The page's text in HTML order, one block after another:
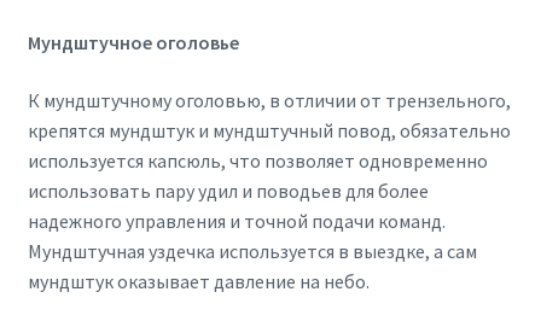
Мундштучное оголовье
К мундштучному оголовью, в отличии от трензельного,
крепятся мундштук и мундштучный повод, обязательно
используется капсюль, что позволяет одновременно
использовать пару удил и поводьев для более
надежного управления и точной подачи команд.
Мундштучная уздечка используется в выездке, а сам
мундштук оказывает давление на небо.